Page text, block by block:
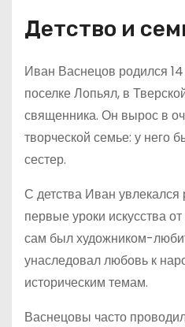
Детство и
Иван Васнецов родился
поселке Лопьял, в
священника. Он вырос в
творческой семье: у него
сестер.
С детства Иван
первые уроки искусства
сам был художником-
унаследовал любовь к
историческим темам.
Васнецовы часто